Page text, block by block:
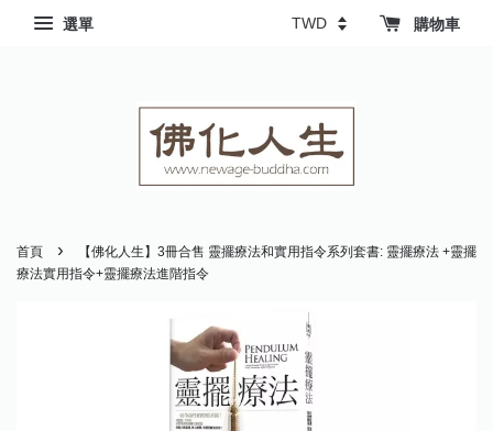
選單 購物車
首頁 ›
【佛化人生】3冊合售 靈擺療法和實用指令系列套書: 靈擺療法 +靈擺
療法實用指令+靈擺療法進階指令